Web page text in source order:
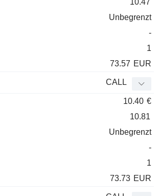
10.47
Unbegrenzt
-
1
73.57 EUR
CALL
10.40 €
10.81
Unbegrenzt
-
1
73.73 EUR